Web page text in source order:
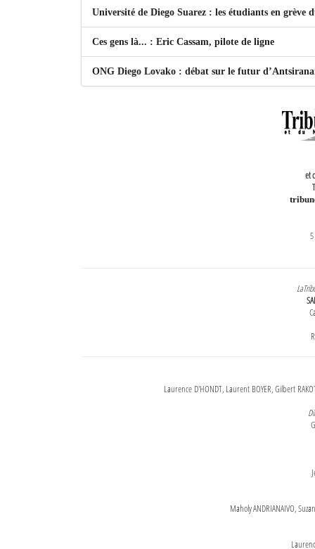
Université de Diego Suarez : les étudiants en grève
Ces gens là... : Eric Cassam, pilote de ligne
ONG Diego Lovako : débat sur le futur
et
Laurence D'HONDT, Laurent BOYER, Gilbert
Maholy ANDRIANAIVO,